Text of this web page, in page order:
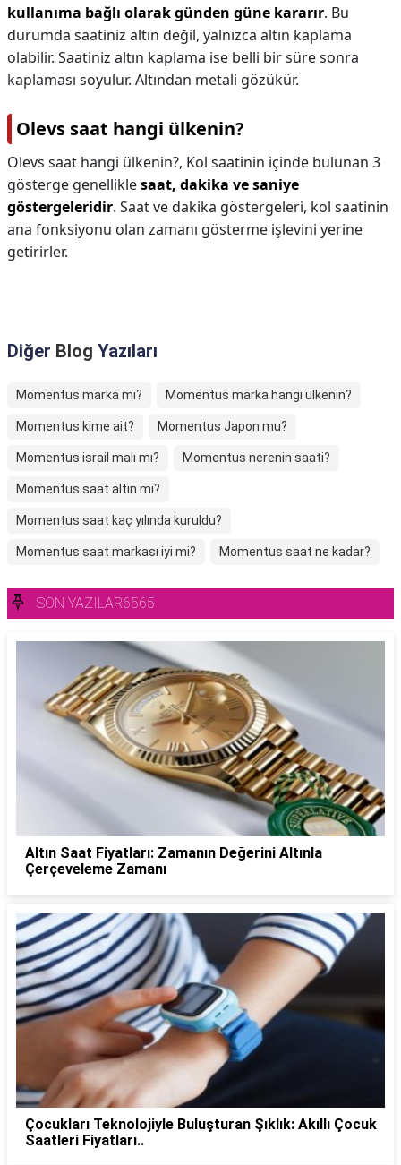
kullanıma bağlı olarak günden güne kararır. Bu
durumda saatiniz altın değil, yalnızca altın kaplama
olabilir. Saatiniz altın kaplama ise belli bir süre sonra
kaplaması soyulur. Altından metali gözükür.
Olevs saat hangi ülkenin?
Olevs saat hangi ülkenin?, Kol saatinin içinde bulunan 3
gösterge genelliklesaat, dakika ve saniye
göstergeleridir. Saat ve dakika göstergeleri, kol saatinin
ana fonksiyonu olan zamanı gösterme işlevini yerine
getirirler.
Diğer Blog Yazıları
Momentus marka mı? Momentus marka hangi ülkenin?
Momentus kime ait? Momentus Japon mu?
Momentus israil malı mı? Momentus nerenin saati?
Momentus saat altın mı?
Momentus saat kaç yılında kuruldu?
Momentus saat markası iyi mi? Momentus saat ne kadar?
SON YAZILAR6565
Altın Saat Fiyatları: Zamanın Değerini Altınla
Çerçeveleme Zamanı
Çocukları Teknolojiyle Buluşturan Şıklık: Akıllı Çocuk
Saatleri Fiyatları..